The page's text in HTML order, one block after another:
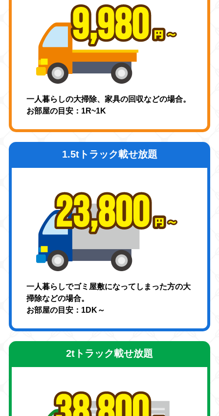
一人暮らしの大掃除、家具の回収などの場合。
お部屋の目安：1R~1K
1.5tトラック載せ放題
一人暮らしでゴミ屋敷になってしまった方の大
掃除などの場合。
お部屋の目安：1DK～
2tトラック載せ放題